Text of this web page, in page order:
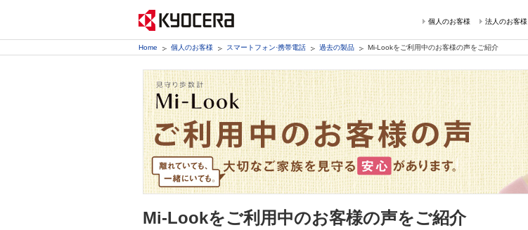
個人のお客様 法人のお客様
Home 個人のお客様 スマートフォン·携帯電話 過去の製品 Mi-Lookをご利用中のお客様の声をご紹介
Mi-Lookをご利用中のお客様の声をご紹介